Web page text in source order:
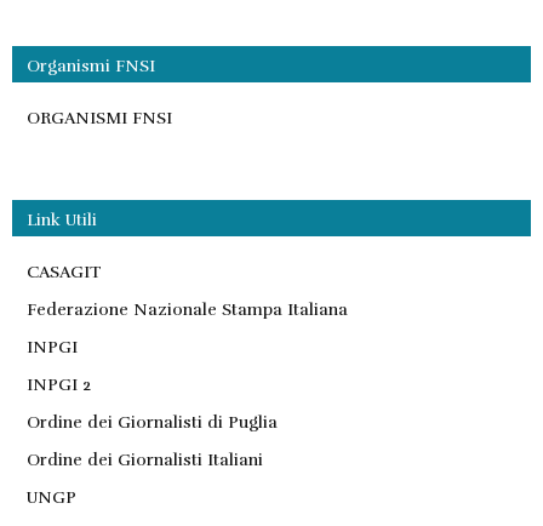
Organismi FNSI
ORGANISMI FNSI
Link Utili
CASAGIT
Federazione Nazionale Stampa Italiana
INPGI
INPGI 2
Ordine dei Giornalisti di Puglia
Ordine dei Giornalisti Italiani
UNGP